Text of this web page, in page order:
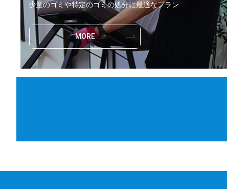
少量のゴミや特定のゴミの処分に最適なプラン
MORE